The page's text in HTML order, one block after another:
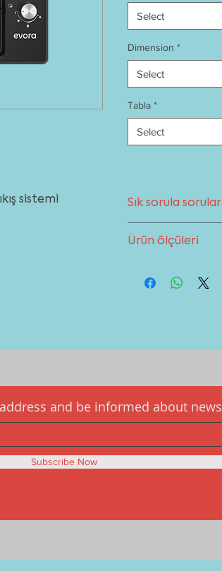
sistemi
Select
Dimension *
Select
Tabla *
Select
Sık sorula sorular
destek alabilirsiniz.
Ürün ölçüleri
and be informed about news
Subscribe Now